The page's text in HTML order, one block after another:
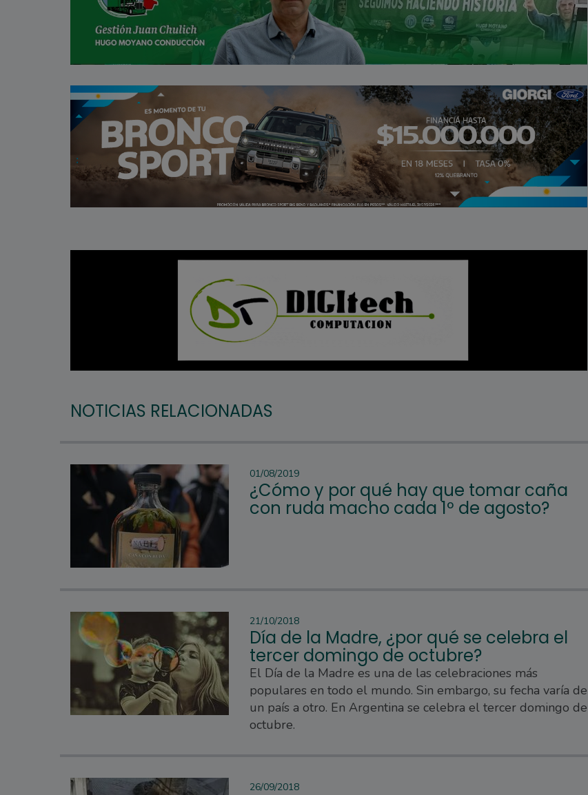
NOTICIAS RELACIONADAS
01/08/2019
¿Cómo y por qué hay que tomar caña
con ruda macho cada 1º de agosto?
21/10/2018
Día de la Madre, ¿por qué se celebra el
tercer domingo de octubre?
El Día de la Madre es una de las celebraciones más
populares en todo el mundo. Sin embargo, su fecha varía de
un país a otro. En Argentina se celebra el tercer domingo de
octubre.
26/09/2018